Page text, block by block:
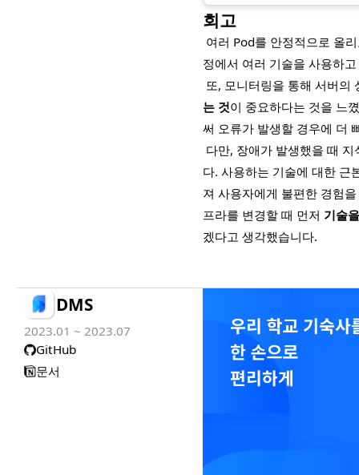
회고
여러 Pod를 안정적으로 올
정에서 여러 기술을 사용하
또, 모니터링을 통해 서버의
는 것이 중요하다는 것을 느
써 오류가 발생할 경우에 더
다만, 장애가 발생했을 때
다. 사용하는 기술에 대한 근
져 사용자에게 불편한 경험
프라를 변경할 때 먼저 기술
겠다고 생각했습니다.
DMS
2023.01 ~ 2023.07
GitHub
문서